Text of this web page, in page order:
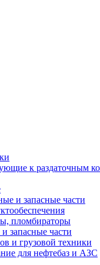
к раздаточным
и запасные части
пломбираторы
запасные части
и грузовой техники
для нефтебаз и АЗС